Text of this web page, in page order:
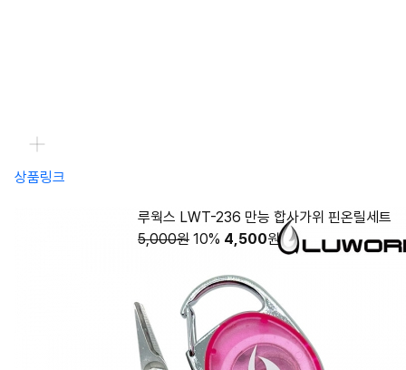
상품링크
루웍스 LWT-236 만능 합사가위 핀온릴세트
5,000원 10% 4,500원